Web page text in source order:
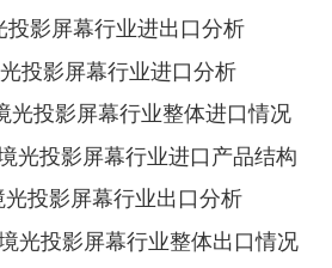
影屏幕行业进出口分析
投影屏幕行业进口分析
光投影屏幕行业整体进口情况
光投影屏幕行业进口产品结构
投影屏幕行业出口分析
光投影屏幕行业整体出口情况